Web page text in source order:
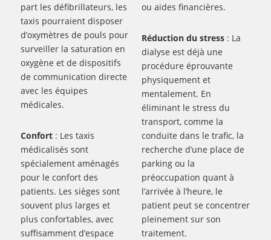
part les défibrillateurs, les
taxis pourraient disposer
d’oxymètres de pouls pour
surveiller la saturation en
oxygène et de dispositifs
de communication directe
avec les équipes
médicales.
Confort: Les taxis
médicalisés sont
spécialement aménagés
pour le confort des
patients. Les sièges sont
souvent plus larges et
plus confortables, avec
suffisamment d’espace
ou aides financières.
Réduction du stress: La
dialyse est déjà une
procédure éprouvante
physiquement et
mentalement. En
éliminant le stress du
transport, comme la
conduite dans le trafic, la
recherche d’une place de
parking ou la
préoccupation quant à
l’arrivée à l’heure, le
patient peut se concentrer
pleinement sur son
traitement.